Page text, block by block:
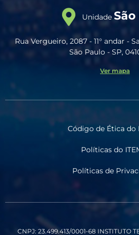
Unidade
Rua Vergueiro, 2087 - 11° andar -
São Paulo - SP,
Ver mapa
Código de Ética do
Políticas do
Políticas de
CNPJ: 23.499.413/0001-68 INSTITUTO